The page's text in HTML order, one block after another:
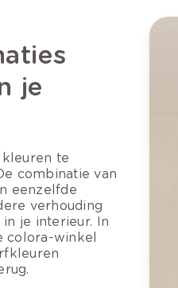
je
te
combinatie van
eenzelfde
verhouding
je interieur. In
colora-winkel